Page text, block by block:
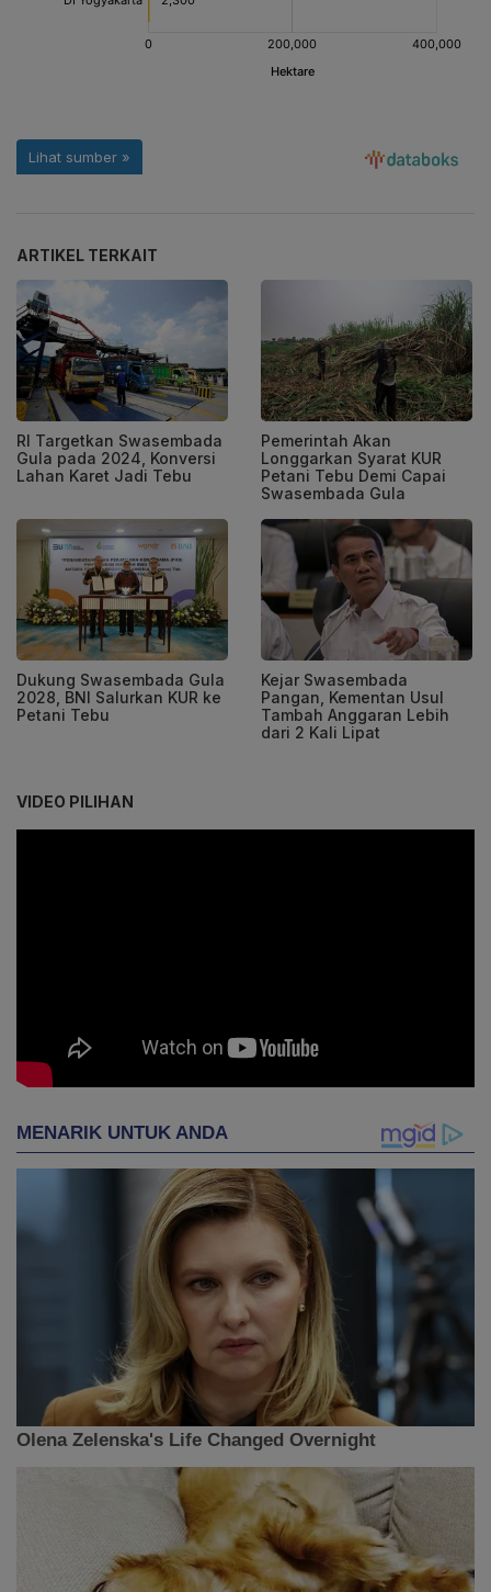
ARTIKEL TERKAIT
RI Targetkan Swasembada
Gula pada 2024, Konversi
Lahan Karet Jadi Tebu
Pemerintah Akan
Longgarkan Syarat KUR
Petani Tebu Demi Capai
Swasembada Gula
Dukung Swasembada Gula
2028, BNI Salurkan KUR ke
Petani Tebu
Kejar Swasembada
Pangan, Kementan Usul
Tambah Anggaran Lebih
dari 2 Kali Lipat
VIDEO PILIHAN